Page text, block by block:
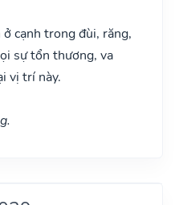
cạnh trong đùi, răng,
sự tổn thương, va
vị trí này.